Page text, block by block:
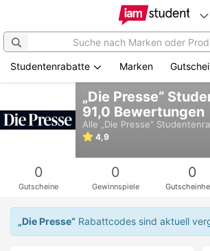
springen
Studentenrabatte Marken
„Die Presse“
91,0 Bewertungen
Alle „Die Presse“
4,9
0
Gutscheine
0
Gewinnspiele
0
„Die Presse“ Rabattcodes sind aktuell